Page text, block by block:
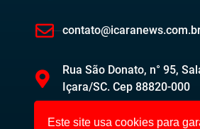
Rua São Donato, n° 95,
Içara/SC. Cep 88820-000
Este site usa cookies para